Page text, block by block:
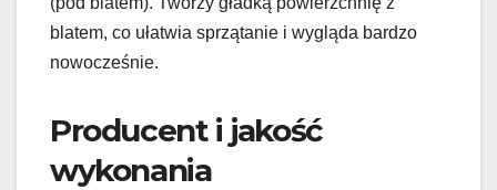
blatem, co ułatwia sprzątanie i wygląda bardzo
nowocześnie.
Producent i jakość
wykonania